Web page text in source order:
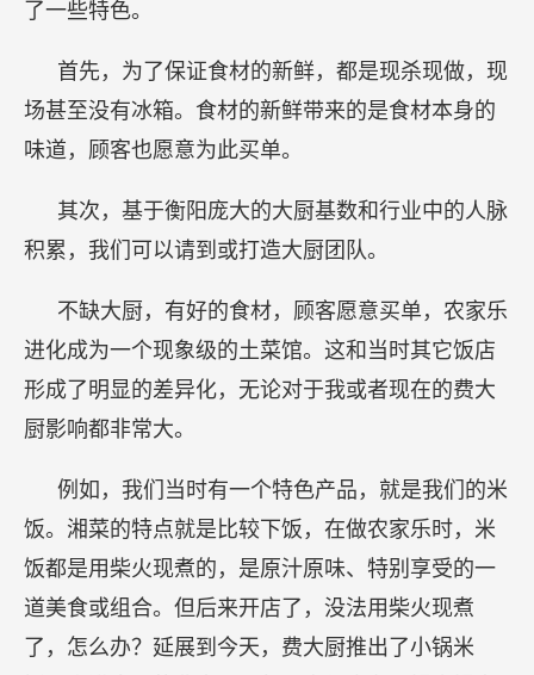
了一些特色。
首先，为了保证食材的新鲜，都是现杀现做，现
场甚至没有冰箱。食材的新鲜带来的是食材本身的
味道，顾客也愿意为此买单。
其次，基于衡阳庞大的大厨基数和行业中的人脉
积累，我们可以请到或打造大厨团队。
不缺大厨，有好的食材，顾客愿意买单，农家乐
进化成为一个现象级的土菜馆。这和当时其它饭店
形成了明显的差异化，无论对于我或者现在的费大
厨影响都非常大。
例如，我们当时有一个特色产品，就是我们的米
饭。湘菜的特点就是比较下饭，在做农家乐时，米
饭都是用柴火现煮的，是原汁原味、特别享受的一
道美食或组合。但后来开店了，没法用柴火现煮
了，怎么办？延展到今天，费大厨推出了小锅米